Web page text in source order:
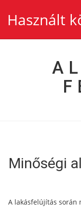
Használt
Minőségi
A lakásfelújítás során